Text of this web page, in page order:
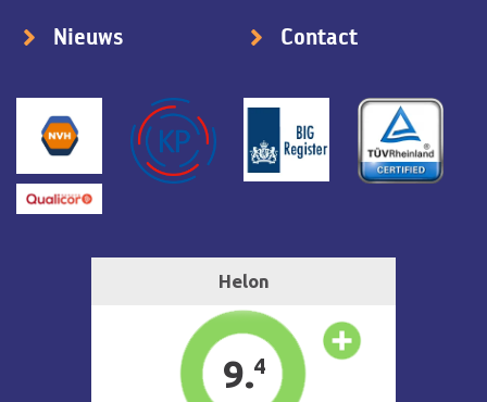
Nieuws
Contact